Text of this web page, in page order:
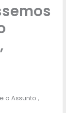
o Assunto ,